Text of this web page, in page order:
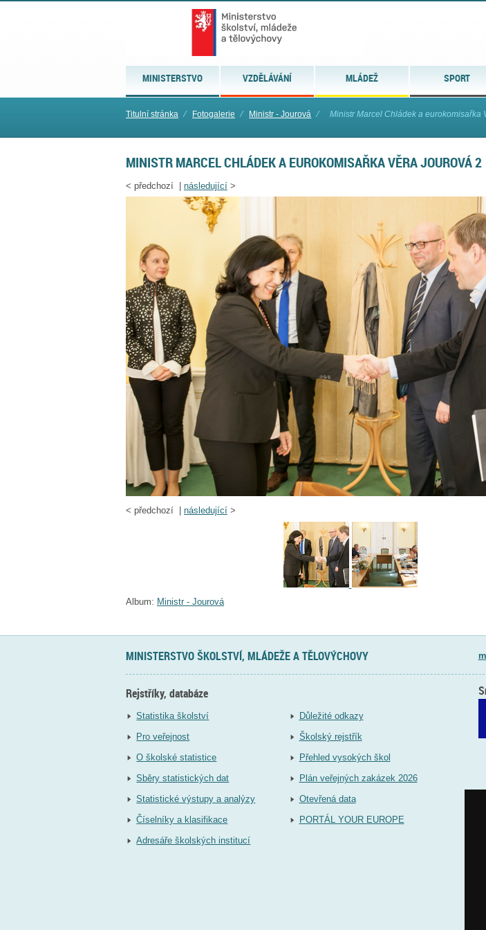
MINISTERSTVO VZDĚLÁVÁNÍ MLÁDEŽ SPORT
Titulní stránka ⁄ Fotogalerie ⁄ Ministr - Jourová ⁄ Ministr Marcel Chládek a eurokomisařka
MINISTR MARCEL CHLÁDEK A EUROKOMISAŘKA VĚRA JOUROVÁ 2
< předchozí | následující >
< předchozí | následující >
Album: Ministr - Jourová
MINISTERSTVO ŠKOLSTVÍ, MLÁDEŽE A TĚLOVÝCHOVY
Rejstříky, databáze
Statistika školství
Pro veřejnost
O školské statistice
Sběry statistických dat
Statistické výstupy a analýzy
Číselníky a klasifikace
Adresáře školských institucí
Důležité odkazy
Školský rejstřík
Přehled vysokých škol
Plán veřejných zakázek 2026
Otevřená data
PORTÁL YOUR EUROPE